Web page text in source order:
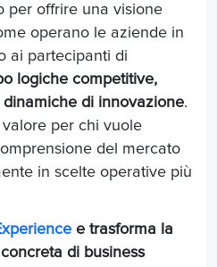
per offrire una visione
operano le aziende in
ai partecipanti di
logiche competitive,
dinamiche di innovazione.
per chi vuole
del mercato
in scelte operative più
e trasforma la
di business